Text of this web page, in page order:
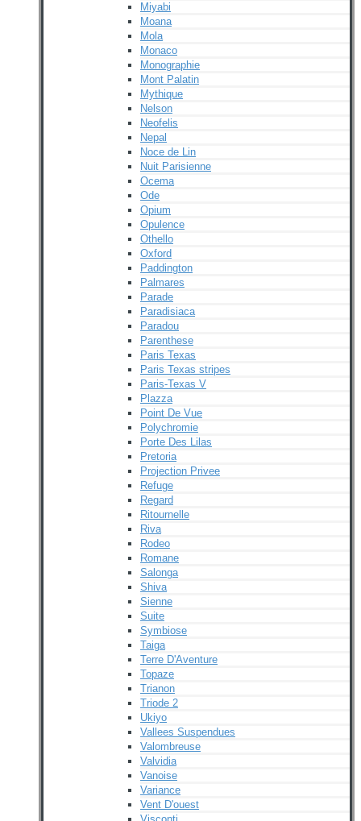
Miyabi
Moana
Mola
Monaco
Monographie
Mont Palatin
Mythique
Nelson
Neofelis
Nepal
Noce de Lin
Nuit Parisienne
Ocema
Ode
Opium
Opulence
Othello
Oxford
Paddington
Palmares
Parade
Paradisiaca
Paradou
Parenthese
Paris Texas
Paris Texas stripes
Paris-Texas V
Plazza
Point De Vue
Polychromie
Porte Des Lilas
Pretoria
Projection Privee
Refuge
Regard
Ritournelle
Riva
Rodeo
Romane
Salonga
Shiva
Sienne
Suite
Symbiose
Taiga
Terre D'Aventure
Topaze
Trianon
Triode 2
Ukiyo
Vallees Suspendues
Valombreuse
Valvidia
Vanoise
Variance
Vent D'ouest